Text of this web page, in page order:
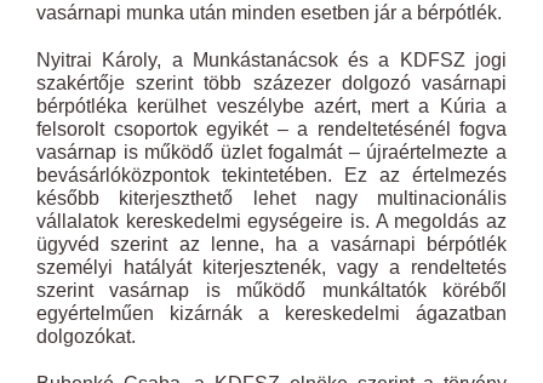
vasárnapi munka után minden esetben jár a bérpótlék.
Nyitrai Károly, a Munkástanácsok és a KDFSZ jogi
szakértője szerint több százezer dolgozó vasárnapi
bérpótléka kerülhet veszélybe azért, mert a Kúria a
felsorolt csoportok egyikét – a rendeltetésénél fogva
vasárnap is működő üzlet fogalmát – újraértelmezte a
bevásárlóközpontok tekintetében. Ez az értelmezés
később kiterjeszthető lehet nagy multinacionális
vállalatok kereskedelmi egységeire is. A megoldás az
ügyvéd szerint az lenne, ha a vasárnapi bérpótlék
személyi hatályát kiterjesztenék, vagy a rendeltetés
szerint vasárnap is működő munkáltatók köréből
egyértelműen kizárnák a kereskedelmi ágazatban
dolgozókat.